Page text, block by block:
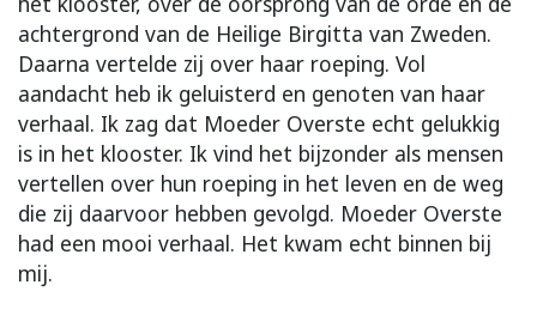
achtergrond van de Heilige Birgitta van Zweden.
Daarna vertelde zij over haar roeping. Vol
aandacht heb ik geluisterd en genoten van haar
verhaal. Ik zag dat Moeder Overste echt gelukkig
is in het klooster. Ik vind het bijzonder als mensen
vertellen over hun roeping in het leven en de weg
die zij daarvoor hebben gevolgd. Moeder Overste
had een mooi verhaal. Het kwam echt binnen bij
mij.